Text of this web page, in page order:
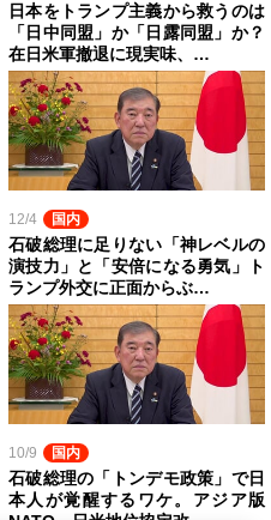
日本をトランプ主義から救うのは
「日中同盟」か「日露同盟」か？
在日米軍撤退に現実味、…
12/4 国内
石破総理に足りない「神レベルの
演技力」と「安倍になる勇気」ト
ランプ外交に正面からぶ…
10/9 国内
石破総理の「トンデモ政策」で日
本人が覚醒するワケ。アジア版